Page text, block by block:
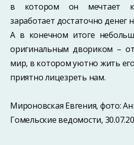
в котором он мечтает
заработает достаточно денег
А в конечном итоге
оригинальным двориком –
мир, в котором уютно жить
приятно лицезреть нам.
Мироновская Евгения, фото:
Гомельские ведомости,